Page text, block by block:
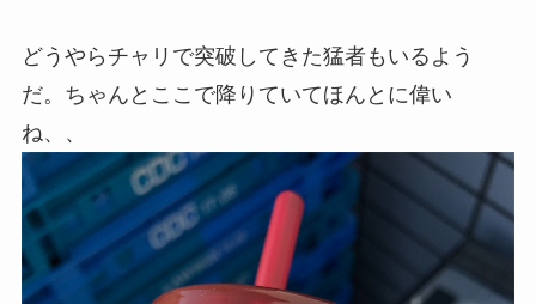
どうやらチャリで突破してきた猛者もいるよう
だ。ちゃんとここで降りていてほんとに偉い
ね、、